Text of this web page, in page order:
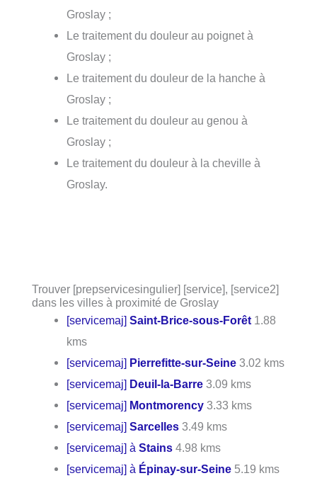
Groslay ;
Le traitement du douleur au poignet à
Groslay ;
Le traitement du douleur de la hanche à
Groslay ;
Le traitement du douleur au genou à
Groslay ;
Le traitement du douleur à la cheville à
Groslay.
Trouver [prepservicesingulier] [service], [service2]
dans les villes à proximité de Groslay
[servicemaj]Saint-Brice-sous-Forêt 1.88
kms
[servicemaj] Pierrefitte-sur-Seine 3.02 kms
[servicemaj] Deuil-la-Barre 3.09 kms
[servicemaj] Montmorency 3.33 kms
[servicemaj]Sarcelles 3.49 kms
[servicemaj] àStains 4.98 kms
[servicemaj] à Épinay-sur-Seine 5.19 kms